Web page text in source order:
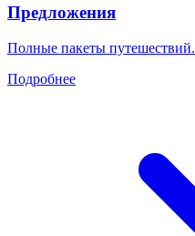
Предложения
Полные пакеты путешествий.
Подробнее